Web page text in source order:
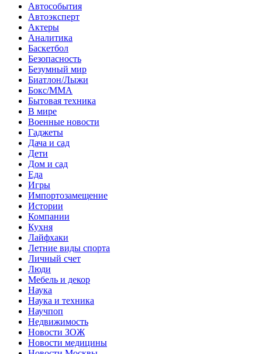
Автособытия
Автоэксперт
Актеры
Аналитика
Баскетбол
Безопасность
Безумный мир
Биатлон/Лыжи
Бокс/MMA
Бытовая техника
В мире
Военные новости
Гаджеты
Дача и сад
Дети
Дом и сад
Еда
Игры
Импортозамещение
Истории
Компании
Кухня
Лайфхаки
Летние виды спорта
Личный счет
Люди
Мебель и декор
Наука
Наука и техника
Научпоп
Недвижимость
Новости ЗОЖ
Новости медицины